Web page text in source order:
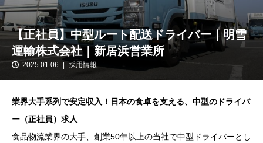
【正社員】中型ルート配送ドライバー｜明雪
運輸株式会社｜新居浜営業所
2025.01.06 採用情報
業界大手系列で安定収入！日本の食卓を支える、中型のドライバ
ー（正社員）求人
食品物流業界の大手、創業50年以上の当社で中型ドライバーとし